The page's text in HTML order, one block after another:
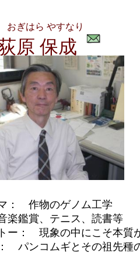
： 作物のゲノム工学
鑑賞、テニス、読書等
ー： 現象の中にこそ本質
パンコムギとその祖先種
おぎはら やすなり
原 保成